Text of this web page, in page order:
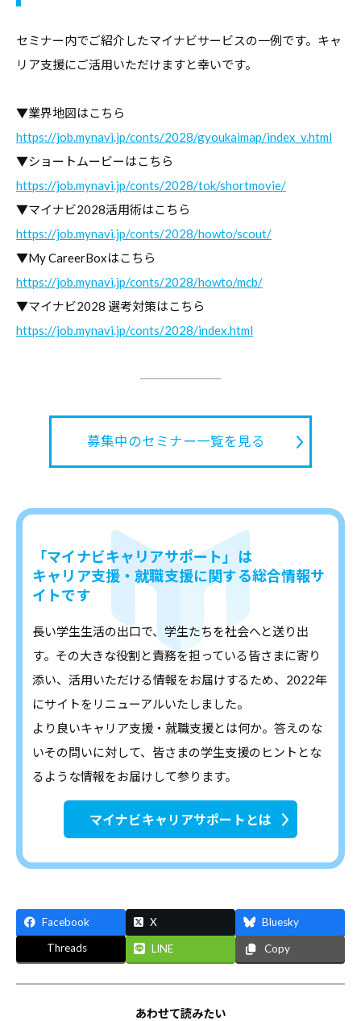
セミナー内でご紹介したマイナビサービスの一例です。キャ
リア支援にご活用いただけますと幸いです。
▼業界地図はこちら
https://job.mynavi.jp/conts/2028/gyoukaimap/index_v.html
▼ショートムービーはこちら
https://job.mynavi.jp/conts/2028/tok/shortmovie/
▼マイナビ2028活用術はこちら
https://job.mynavi.jp/conts/2028/howto/scout/
▼My CareerBoxはこちら
https://job.mynavi.jp/conts/2028/howto/mcb/
▼マイナビ2028 選考対策はこちら
https://job.mynavi.jp/conts/2028/index.html
募集中のセミナー一覧を見る
「マイナビキャリアサポート」は
キャリア支援・就職支援に関する総合情報サ
イトです
長い学生生活の出口で、学生たちを社会へと送り出
す。その大きな役割と責務を担っている皆さまに寄り
添い、活用いただける情報をお届けするため、2022年
にサイトをリニューアルいたしました。
より良いキャリア支援・就職支援とは何か。答えのな
いその問いに対して、皆さまの学生支援のヒントとな
るような情報をお届けして参ります。
マイナビキャリアサポートとは
Facebook X
Bluesky
Threads
LINE Copy
あわせて読みたい